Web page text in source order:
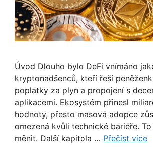
Úvod Dlouho bylo DeFi vnímáno
kryptonadšenců, kteří řeší
poplatky za plyn a propojení s
aplikacemi. Ekosystém přinesl
hodnoty, přesto masová adopce
omezená kvůli technické bariéře.
měnit. Další kapitola … Přečíst více